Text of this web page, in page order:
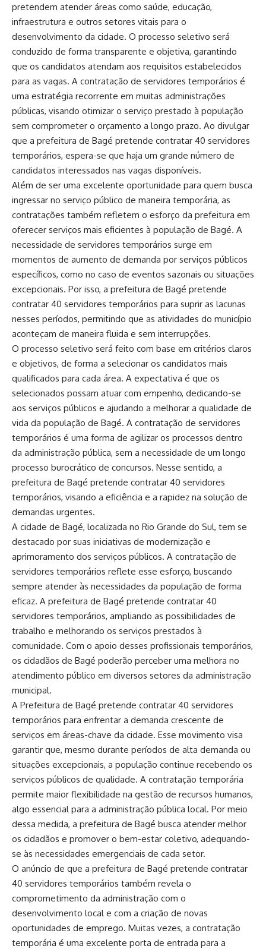
pretendem atender áreas como saúde, educação,
infraestrutura e outros setores vitais para o
desenvolvimento da cidade. O processo seletivo será
conduzido de forma transparente e objetiva, garantindo
que os candidatos atendam aos requisitos estabelecidos
para as vagas. A contratação de servidores temporários é
uma estratégia recorrente em muitas administrações
públicas, visando otimizar o serviço prestado à população
sem comprometer o orçamento a longo prazo. Ao divulgar
que a prefeitura de Bagé pretende contratar 40 servidores
temporários, espera-se que haja um grande número de
candidatos interessados nas vagas disponíveis.
Além de ser uma excelente oportunidade para quem busca
ingressar no serviço público de maneira temporária, as
contratações também refletem o esforço da prefeitura em
oferecer serviços mais eficientes à população de Bagé. A
necessidade de servidores temporários surge em
momentos de aumento de demanda por serviços públicos
específicos, como no caso de eventos sazonais ou situações
excepcionais. Por isso, a prefeitura de Bagé pretende
contratar 40 servidores temporários para suprir as lacunas
nesses períodos, permitindo que as atividades do município
aconteçam de maneira fluida e sem interrupções.
O processo seletivo será feito com base em critérios claros
e objetivos, de forma a selecionar os candidatos mais
qualificados para cada área. A expectativa é que os
selecionados possam atuar com empenho, dedicando-se
aos serviços públicos e ajudando a melhorar a qualidade de
vida da população de Bagé. A contratação de servidores
temporários é uma forma de agilizar os processos dentro
da administração pública, sem a necessidade de um longo
processo burocrático de concursos. Nesse sentido, a
prefeitura de Bagé pretende contratar 40 servidores
temporários, visando a eficiência e a rapidez na solução de
demandas urgentes.
A cidade de Bagé, localizada no Rio Grande do Sul, tem se
destacado por suas iniciativas de modernização e
aprimoramento dos serviços públicos. A contratação de
servidores temporários reflete esse esforço, buscando
sempre atender às necessidades da população de forma
eficaz. A prefeitura de Bagé pretende contratar 40
servidores temporários, ampliando as possibilidades de
trabalho e melhorando os serviços prestados à
comunidade. Com o apoio desses profissionais temporários,
os cidadãos de Bagé poderão perceber uma melhora no
atendimento público em diversos setores da administração
municipal.
A Prefeitura de Bagé pretende contratar 40 servidores
temporários para enfrentar a demanda crescente de
serviços em áreas-chave da cidade. Esse movimento visa
garantir que, mesmo durante períodos de alta demanda ou
situações excepcionais, a população continue recebendo os
serviços públicos de qualidade. A contratação temporária
permite maior flexibilidade na gestão de recursos humanos,
algo essencial para a administração pública local. Por meio
dessa medida, a prefeitura de Bagé busca atender melhor
os cidadãos e promover o bem-estar coletivo, adequando-
se às necessidades emergenciais de cada setor.
O anúncio de que a prefeitura de Bagé pretende contratar
40 servidores temporários também revela o
comprometimento da administração com o
desenvolvimento local e com a criação de novas
oportunidades de emprego. Muitas vezes, a contratação
temporária é uma excelente porta de entrada para a